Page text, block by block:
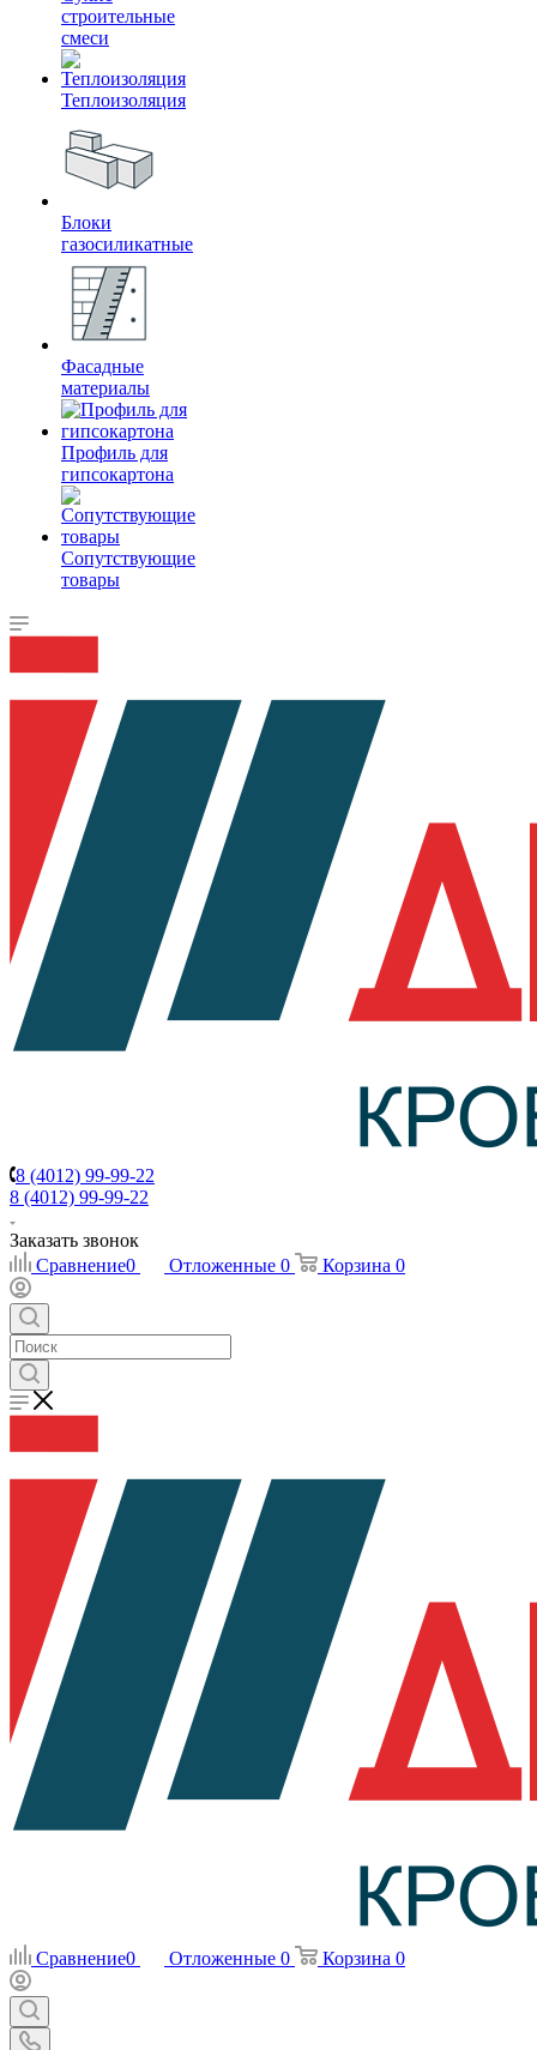
строительные
смеси
Теплоизоляция
Блоки
газосиликатные
Фасадные
материалы
Профиль для
гипсокартона
Сопутствующие
товары
8 (4012) 99-99-22
8 (4012) 99-99-22
Заказать звонок
Сравнение0 Отложенные 0 Корзина 0
Сравнение0 Отложенные 0 Корзина 0